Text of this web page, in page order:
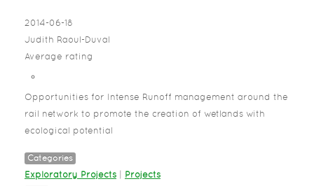
2014-06-18
Judith Raoul-Duval
Average rating
Opportunities for Intense Runoff management around the
rail network to promote the creation of wetlands with
ecological potential
Categories
Exploratory Projects Projects